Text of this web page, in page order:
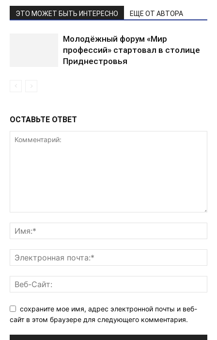
ЭТО МОЖЕТ БЫТЬ ИНТЕРЕСНО ЕЩЕ ОТ АВТОРА
Молодёжный форум «Мир
профессий» стартовал в столице
Приднестровья
ОСТАВЬТЕ ОТВЕТ
сохраните мое имя, адрес электронной почты и веб-
сайт в этом браузере для следующего комментария.